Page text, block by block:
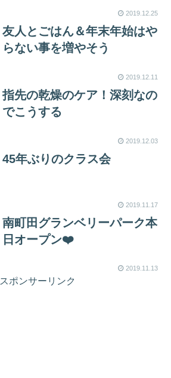
2019.12.25
友人とごはん＆年末年始はや
らない事を増やそう
2019.12.11
指先の乾燥のケア！深刻なの
でこうする
2019.12.03
45年ぶりのクラス会
2019.11.17
南町田グランベリーパーク本
日オープン❤️
2019.11.13
スポンサーリンク